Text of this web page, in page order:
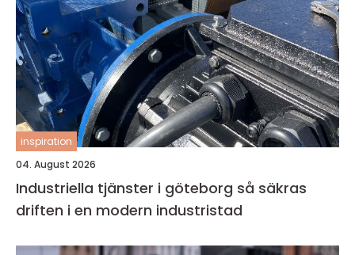
inspiration
04. August 2026
Industriella tjänster i göteborg så säkras
driften i en modern industristad